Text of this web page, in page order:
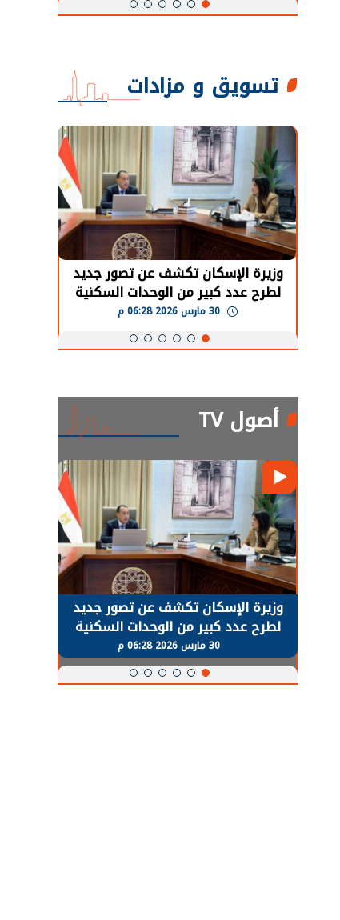
تسويق و مزادات
وزيرة الإسكان تكشف عن تصور جديد
لطرح عدد كبير من الوحدات السكنية
بنظام الإيجار
أصول TV
وزيرة الإسكان تكشف عن تصور جديد
لطرح عدد كبير من الوحدات السكنية
بنظام الإيجار